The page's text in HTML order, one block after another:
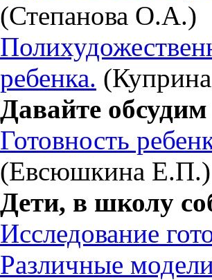
(Степанова О.А.)
ребенка.
Давайте обсудим
Готовность
(Евсюшкина Е.П.)
Дети, в школу
Исследование
Различные